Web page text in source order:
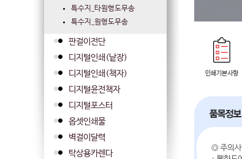
특수지_타원형도무송
특수지_원형도무송
판걸이전단
디지털인쇄(낱장)
디지털인쇄(책자)
디지털윤전책자
디지털포스터
옵셋인쇄물
벽걸이달력
탁상용카렌다